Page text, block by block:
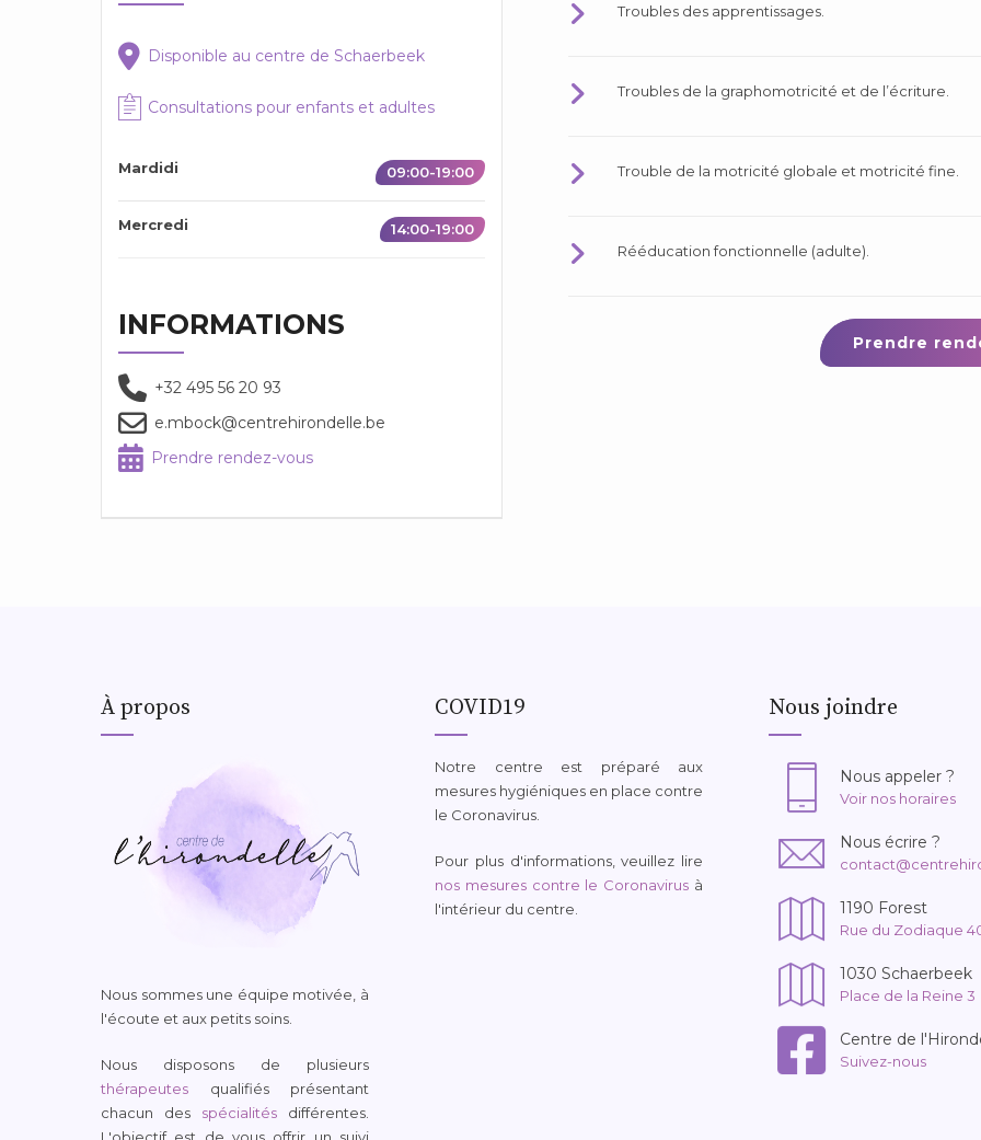
Disponible au centre de Schaerbeek
Consultations pour enfants et adultes
Mardidi 09:00-19:00
Mercredi 14:00-19:00
INFORMATIONS
+32 495 56 20 93
e.mbock@centrehirondelle.be
Prendre rendez-vous
Troubles des apprentissages.
Troubles de la graphomotricité et de l’écriture.
Trouble de la motricité globale et motricité fine.
Rééducation fonctionnelle (adulte).
Prendre
À propos
Nous sommes une équipe motivée, à
l'écoute et aux petits soins.
Nous disposons de plusieurs
thérapeutes qualifiés présentant
chacun des spécialités différentes.
COVID19
Notre centre est préparé aux
mesures hygiéniques en place contre
le Coronavirus.
Pour plus d'informations, veuillez lire
nos mesures contre le Coronavirus à
l'intérieur du centre.
Nous joindre
Nous appeler ?
Voir nos horaires
Nous écrire ?
1190 Forest
Rue du Zodiaque
1030 Schaerbeek
Place de la Reine 3
Centre de
Suivez-nous